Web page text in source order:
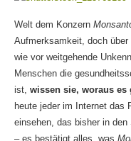
Welt dem Konzern
Aufmerksamkeit, doch
wie vor weitgehende
Menschen die
ist, wissen sie, woraus es
heute jeder im Internet das
einsehen, das bisher in
– es bestätigt alles, was